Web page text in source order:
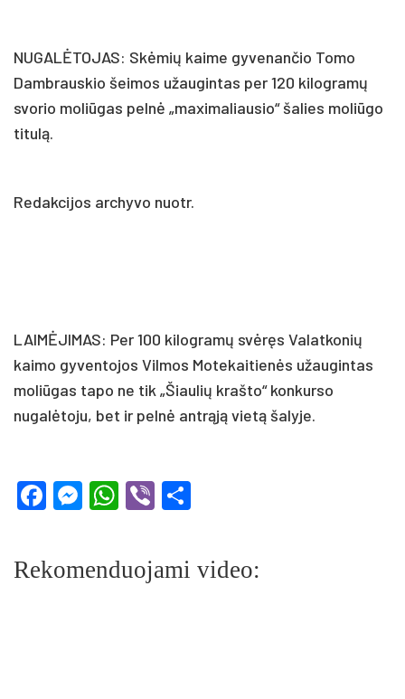
NUGALĖTOJAS: Skėmių kaime gyvenančio Tomo
Dambrauskio šeimos užaugintas per 120 kilogramų
svorio moliūgas pelnė „maximaliausio“ šalies moliūgo
titulą.
Redakcijos archyvo nuotr.
LAIMĖJIMAS: Per 100 kilogramų svėręs Valatkonių
kaimo gyventojos Vilmos Motekaitienės užaugintas
moliūgas tapo ne tik „Šiaulių krašto“ konkurso
nugalėtoju, bet ir pelnė antrąją vietą šalyje.
Facebook
Messenger
WhatsApp
Viber
Rekomenduojami video: